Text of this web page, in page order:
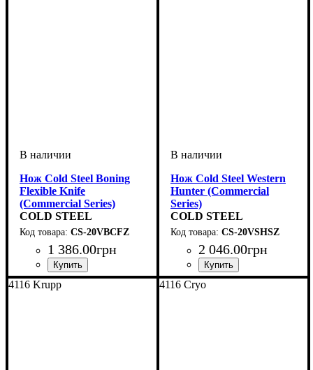
Нож Cold Steel Boning
Flexible Knife
(Commercial Series)
COLD STEEL
CS-20VBCFZ
1 386.00грн
Нож Cold Steel Western
Hunter (Commercial
Series)
COLD STEEL
CS-20VSHSZ
2 046.00грн
4116 Krupp 4116 Cryo